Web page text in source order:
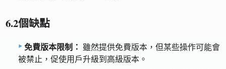
6.2個缺點
免費版本限制：
雖然提供免費版本，但某些操作可能會
被禁止，促使用戶升級到高級版本。